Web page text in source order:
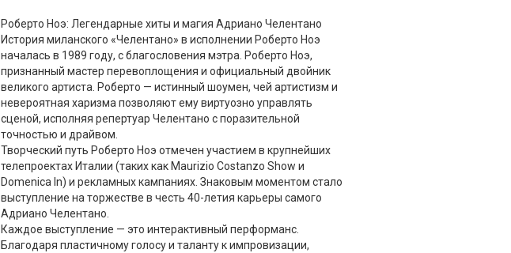
Роберто Ноэ: Легендарные хиты и магия Адриано Челентано
История миланского «Челентано» в исполнении Роберто Ноэ
началась в 1989 году, с благословения мэтра. Роберто Ноэ,
признанный мастер перевоплощения и официальный двойник
великого артиста. Роберто — истинный шоумен, чей артистизм и
невероятная харизма позволяют ему виртуозно управлять
сценой, исполняя репертуар Челентано с поразительной
точностью и драйвом.
Творческий путь Роберто Ноэ отмечен участием в крупнейших
телепроектах Италии (таких как Maurizio Costanzo Show и
Domenica In) и рекламных кампаниях. Знаковым моментом стало
выступление на торжестве в честь 40-летия карьеры самого
Адриано Челентано.
Каждое выступление — это интерактивный перформанс.
Благодаря пластичному голосу и таланту к импровизации,